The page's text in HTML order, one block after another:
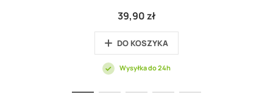
39,90 zł
DO KOSZYKA
Wysyłka do 24h